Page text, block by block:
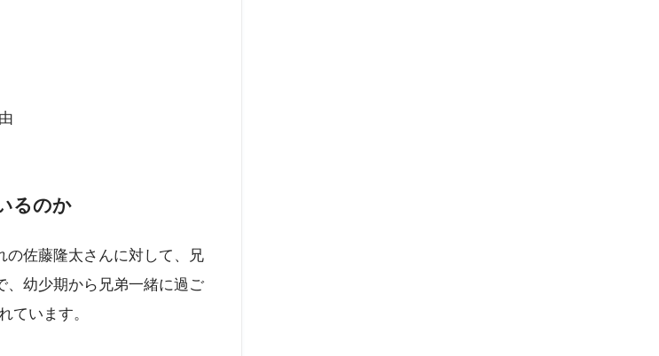
るのか
の佐藤隆太さんに対して、兄
、幼少期から兄弟一緒に過ご
ています。